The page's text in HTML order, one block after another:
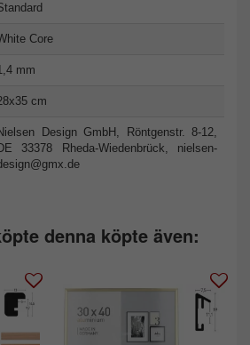
Core
mm
cm
Design GmbH, Röntgenstr. 8-12,
33378 Rheda-Wiedenbrück, nielsen-
denna köpte även: